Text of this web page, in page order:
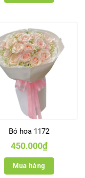
Bó hoa 1172
450.000₫
Mua hàng